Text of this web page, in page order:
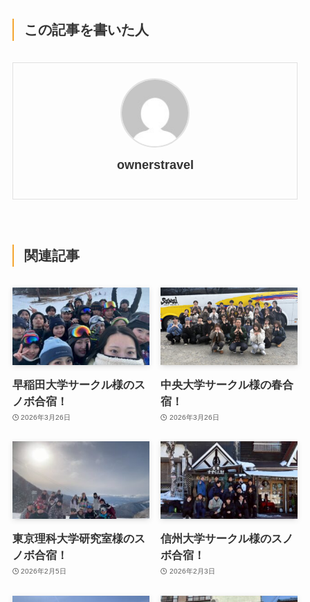
この記事を書いた人
ownerstravel
関連記事
早稲田大学サークル様のス
ノボ合宿！
2026年3月26日
中央大学サークル様の春合
宿！
2026年3月26日
東京理科大学研究室様のス
ノボ合宿！
2026年2月5日
信州大学サークル様のスノ
ボ合宿！
2026年2月3日